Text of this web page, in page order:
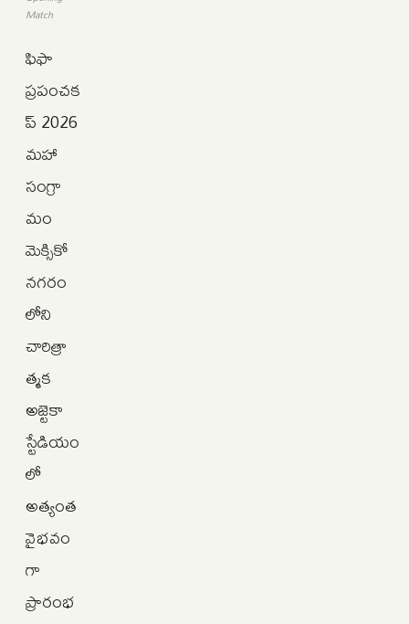
Match
ఫిఫా
ప్రపంచక
ప్ 2026
మహా
సంగ్రా
మం
మెక్సికో
నగరం
లోని
చారిత్రా
త్మక
అజ్టెకా
స్టేడియం
లో
అత్యంత
వైభవం
గా
ప్రారంభ